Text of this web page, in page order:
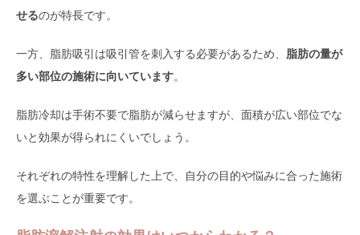
せるのが特長です。
一方、脂肪吸引は吸引管を刺入する必要があるため、 脂肪の量が
多い部位の施術に向いています。
脂肪冷却は手術不要で脂肪が減らせますが、面積が広い部位でな
いと効果が得られにくいでしょう。
それぞれの特性を理解した上で、自分の目的や悩みに合った施術
を選ぶことが重要です。